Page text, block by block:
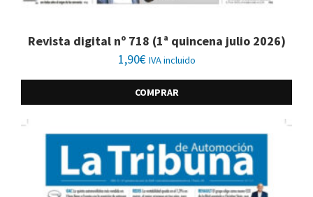
Revista digital nº 718 (1ª quincena julio 2026)
1,90€ IVA incluido
COMPRAR